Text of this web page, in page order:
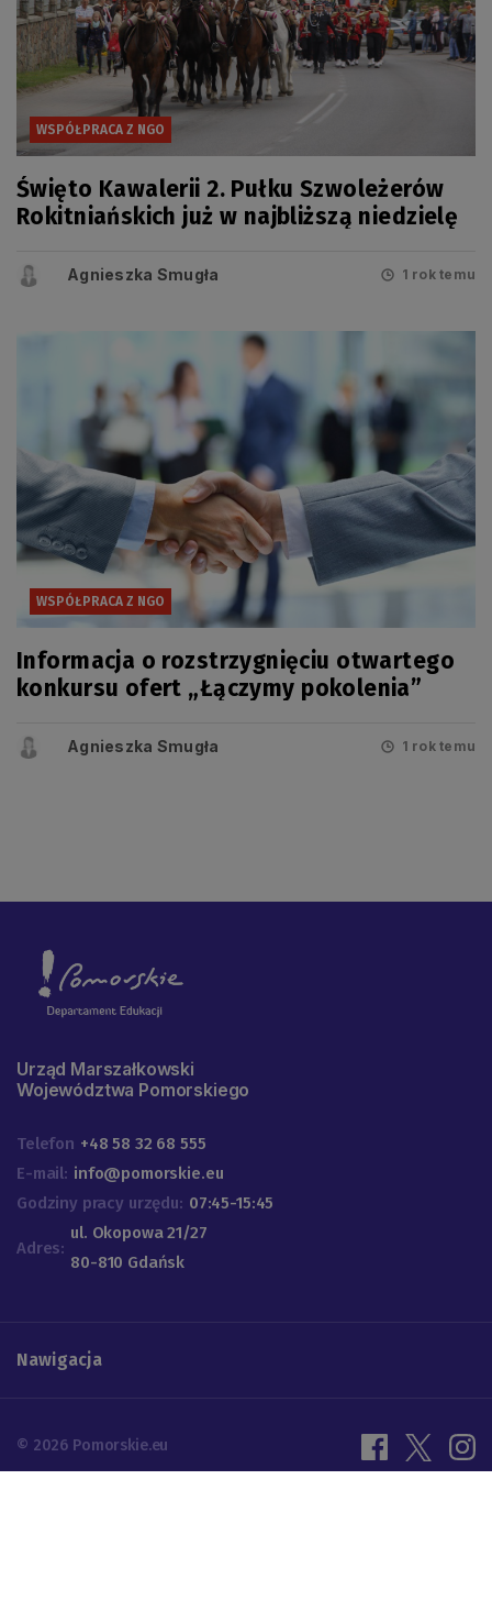
WSPÓŁPRACA Z NGO
Święto Kawalerii 2. Pułku Szwoleżerów
Rokitniańskich już w najbliższą niedzielę
Agnieszka Smugła 1 rok temu
WSPÓŁPRACA Z NGO
Informacja o rozstrzygnięciu otwartego
konkursu ofert „Łączymy pokolenia”
Agnieszka Smugła 1 rok temu
Urząd Marszałkowski
Województwa Pomorskiego
Telefon +48 58 32 68 555
E-mail: info@pomorskie.eu
Godziny pracy urzędu: 07:45-15:45
Adres:
ul. Okopowa 21/27
80-810 Gdańsk
Nawigacja
© 2026 Pomorskie.eu